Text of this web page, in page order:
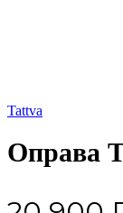
Tattva
Оправа